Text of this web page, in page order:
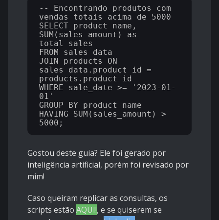
-- Encontrando produtos com
vendas totais acima de 5000
SELECT product_name,
SUM(sales_amount) as
total_sales
FROM sales_data
JOIN products ON
sales_data.product_id =
products.product_id
WHERE sale_date >= '2023-01-
01'
GROUP BY product_name
HAVING SUM(sales_amount) >
Gostou deste guia? Ele foi gerado por
inteligência artificial, porém foi revisado por
mim!
Caso queiram replicar as consultas, os
scripts estão AQUI!, e se quiserem se